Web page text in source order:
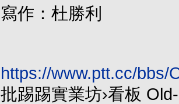
寫作：杜勝利
https://www.ptt.cc/bbs/
批踢踢實業坊›看板